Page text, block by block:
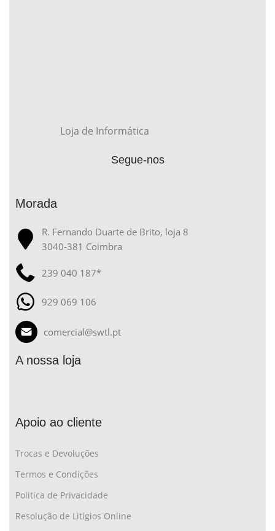
Loja de Informática
Segue-nos
Morada
R. Fernando Duarte de Brito, loja 8
3040-381 Coimbra
239 040 187*
929 069 106
comercial@swtl.pt
A nossa loja
Apoio ao cliente
Trocas e Devoluções
Termos e Condições
Politica de Privacidade
Resolução de Litígios Online